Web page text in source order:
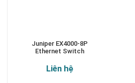
Juniper EX4000-8P
Ethernet Switch
Liên hệ